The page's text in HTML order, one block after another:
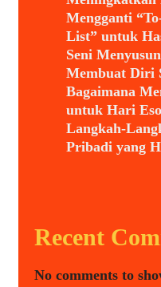
Mengganti
List” untuk
Seni
Membuat Diri
Bagaimana
untuk Hari
Langkah-
Pribadi yang
Recent
No comments to